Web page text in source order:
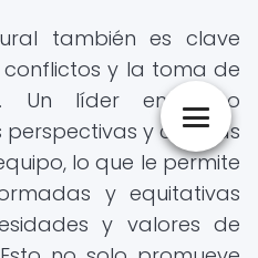
también es clave
y la toma de
Un líder empático
y culturas
lo que le permite
y equitativas
y valores de